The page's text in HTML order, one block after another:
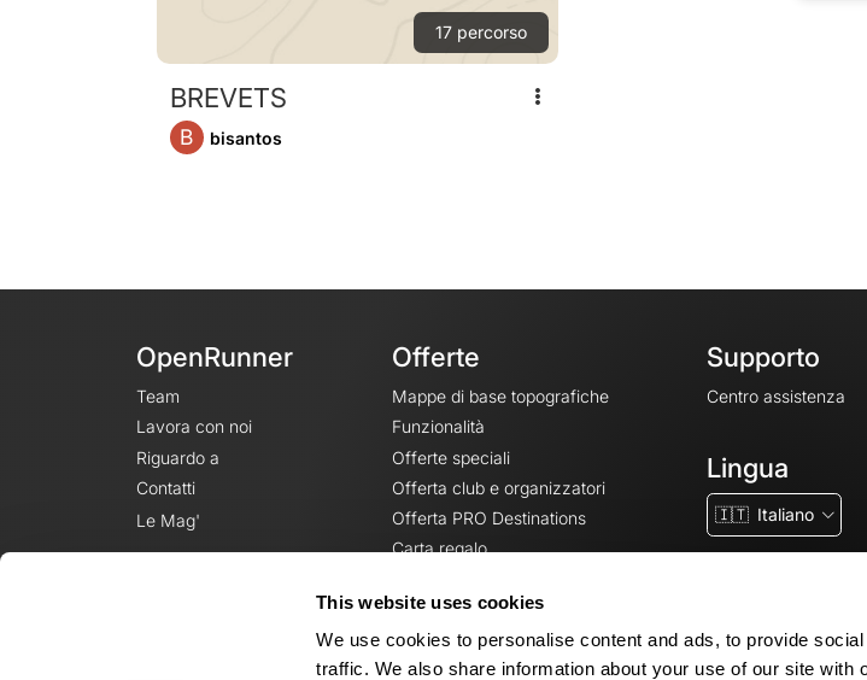
This website uses cookies
We use cookies to personalise content and ads, to provide
traffic. We also share information about your use of our site with
17 percorso
BREVETS
B bisantos
OpenRunner
Team
Lavora con noi
Riguardo a
Contatti
Le Mag'
Offerte
Mappe di base topografiche
Funzionalità
Offerte speciali
Offerta club e organizzatori
Offerta PRO Destinations
Carta regalo
Supporto
Centro assistenza
Lingua
🇮🇹 Italiano